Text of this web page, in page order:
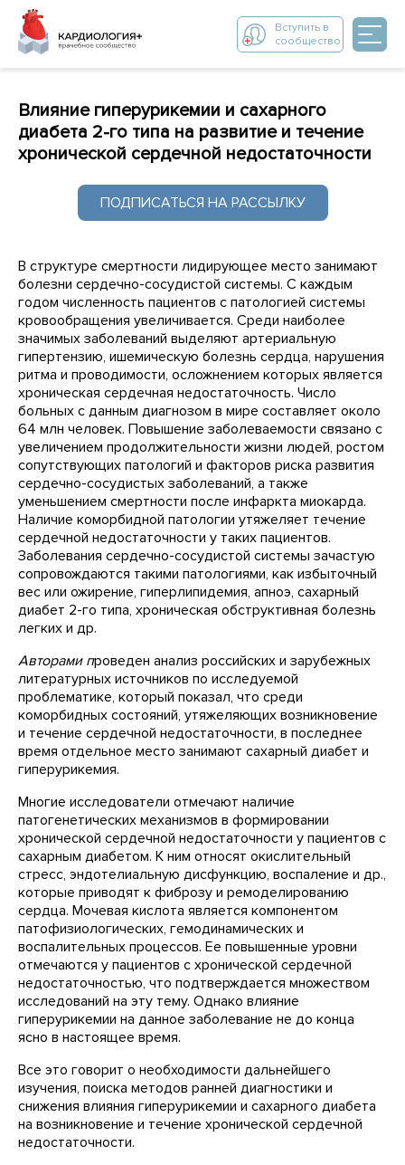
Вступить в
сообщество
Влияние гиперурикемии и сахарного
диабета 2-го типа на развитие и течение
хронической сердечной недостаточности
ПОДПИСАТЬСЯ НА РАССЫЛКУ
В структуре смертности лидирующее место занимают
болезни сердечно-сосудистой системы. С каждым
годом численность пациентов с патологией системы
кровообращения увеличивается. Среди наиболее
значимых заболеваний выделяют артериальную
гипертензию, ишемическую болезнь сердца, нарушения
ритма и проводимости, осложнением которых является
хроническая сердечная недостаточность. Число
больных с данным диагнозом в мире составляет около
64 млн человек. Повышение заболеваемости связано с
увеличением продолжительности жизни людей, ростом
сопутствующих патологий и факторов риска развития
сердечно-сосудистых заболеваний, а также
уменьшением смертности после инфаркта миокарда.
Наличие коморбидной патологии утяжеляет течение
сердечной недостаточности у таких пациентов.
Заболевания сердечно-сосудистой системы зачастую
сопровождаются такими патологиями, как избыточный
вес или ожирение, гиперлипидемия, апноэ, сахарный
диабет 2-го типа, хроническая обструктивная болезнь
легких и др.
Авторами проведен анализ российских и зарубежных
литературных источников по исследуемой
проблематике, который показал, что среди
коморбидных состояний, утяжеляющих возникновение
и течение сердечной недостаточности, в последнее
время отдельное место занимают сахарный диабет и
гиперурикемия.
Многие исследователи отмечают наличие
патогенетических механизмов в формировании
хронической сердечной недостаточности у пациентов с
сахарным диабетом. К ним относят окислительный
стресс, эндотелиальную дисфункцию, воспаление и др.,
которые приводят к фиброзу и ремоделированию
сердца. Мочевая кислота является компонентом
патофизиологических, гемодинамических и
воспалительных процессов. Ее повышенные уровни
отмечаются у пациентов с хронической сердечной
недостаточностью, что подтверждается множеством
исследований на эту тему. Однако влияние
гиперурикемии на данное заболевание не до конца
ясно в настоящее время.
Все это говорит о необходимости дальнейшего
изучения, поиска методов ранней диагностики и
снижения влияния гиперурикемии и сахарного диабета
на возникновение и течение хронической сердечной
недостаточности.